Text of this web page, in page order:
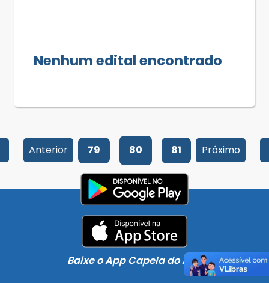
Nenhum edital encontrado
Anterior 79 80 81 Próximo
Baixe o App Capela do Alto